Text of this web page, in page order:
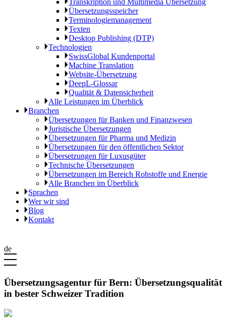
Übersetzungsspeicher
Terminologiemanagement
Texten
Desktop Publishing (DTP)
Technologien
SwissGlobal Kundenportal
Machine Translation
Website-Übersetzung
DeepL-Glossar
Qualität & Datensicherheit
Alle Leistungen im Überblick
Branchen
Übersetzungen für Banken und Finanzwesen
Juristische Übersetzungen
Übersetzungen für Pharma und Medizin
Übersetzungen für den öffentlichen Sektor
Übersetzungen für Luxusgüter
Technische Übersetzungen
Übersetzungen im Bereich Rohstoffe und Energie
Alle Branchen im Überblick
Sprachen
Wer wir sind
Blog
Kontakt
de
Übersetzungsagentur für Bern: Übersetzungsqualität
in bester Schweizer Tradition